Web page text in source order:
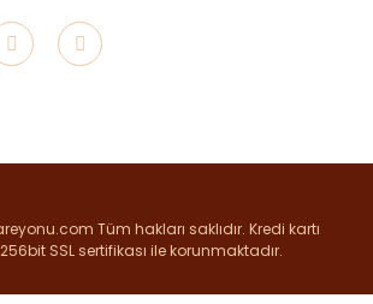
Tüm hakları saklıdır. Kredi kartı
SSL sertifikası ile korunmaktadır.